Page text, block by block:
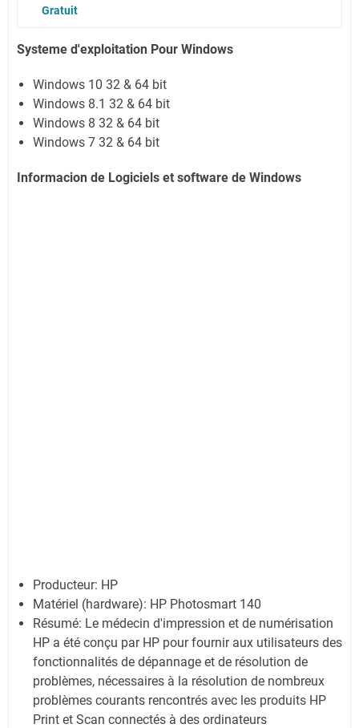
Gratuit
Systeme d'exploitation Pour Windows
Windows 10 32 & 64 bit
Windows 8.1 32 & 64 bit
Windows 8 32 & 64 bit
Windows 7 32 & 64 bit
Informacion de Logiciels et software de Windows
Producteur: HP
Matériel (hardware): HP Photosmart 140
Résumé: Le médecin d'impression et de numérisation
HP a été conçu par HP pour fournir aux utilisateurs des
fonctionnalités de dépannage et de résolution de
problèmes, nécessaires à la résolution de nombreux
problèmes courants rencontrés avec les produits HP
Print et Scan connectés à des ordinateurs